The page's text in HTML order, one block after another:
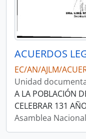
ACUERDOS
EC/AN/AJLM/
Unidad
A LA POBLACIÓN
CELEBRAR 131
Asamblea